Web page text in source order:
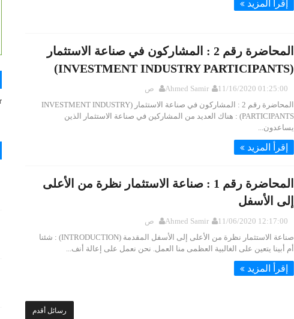
إقرأ المزيد
المحاضرة رقم 2 : المشاركون في صناعة الاستثمار
(INVESTMENT INDUSTRY PARTICIPANTS)
Ahmed Samir
11/16/2020 01:25:00 ص
المحاضرة رقم 2 : المشاركون في صناعة الاستثمار (INVESTMENT INDUSTRY
PARTICIPANTS) : هناك العديد من المشاركين في صناعة الاستثمار الذين
يساعدون...
إقرأ المزيد
المحاضرة رقم 1 : صناعة الاستثمار نظرة من الأعلى
إلى الأسفل
Ahmed Samir
11/06/2020 12:17:00 ص
صناعة الاستثمار نظرة من الأعلى إلى الأسفل المقدمة (INTRODUCTION) : شئنا
أم أبينا يتعين على الغالبية العظمى منا العمل. نحن نعمل على إعالة أنف...
إقرأ المزيد
رسائل أقدم